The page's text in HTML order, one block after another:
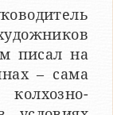
писал на
– сама